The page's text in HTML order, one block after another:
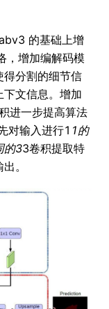
的基础上增
，增加编解码模
得分割的细节信
文信息。增加
进一步提高算法
对输入进行1 1的
的33卷积提取特
。